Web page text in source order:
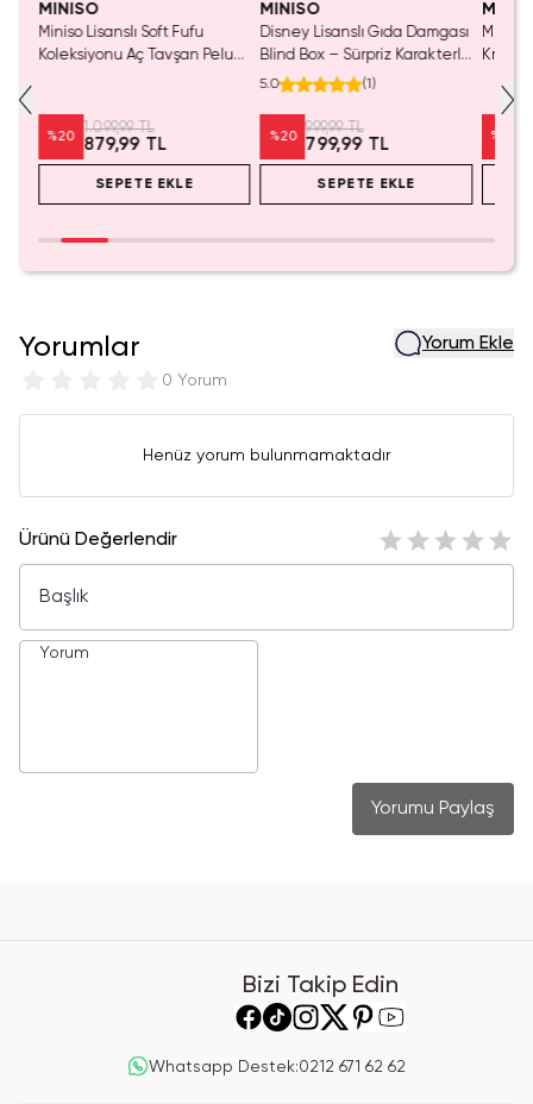
MINISO
Miniso Lisanslı Soft Fufu
Koleksiyonu Aç Tavşan Peluş
%20
1.099,99 TL
879,99 TL
SEPETE EKLE
MINISO
Disney Lisanslı Gıda Damgası
Blind Box – Sürpriz Karakterli
Eğlenceli Sunum
5.0 (1)
%20
999,99 TL
799,99 TL
SEPETE EKLE
Miniso
Kristal
%
Yorumlar
0 Yorum
Yorum Ekle
Henüz yorum bulunmamaktadır
Ürünü Değerlendir
Yorumu Paylaş
Bizi Takip Edin
Whatsapp Destek:0212 671 62 62